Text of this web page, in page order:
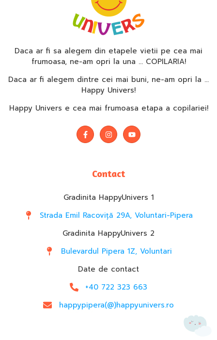
Daca ar fi sa alegem din etapele vietii pe cea mai
frumoasa, ne-am opri la una … COPILARIA!
Daca ar fi alegem dintre cei mai buni, ne-am opri la …
Happy Univers!
Happy Univers e cea mai frumoasa etapa a copilariei!
Contact
Gradinita HappyUnivers 1
Strada Emil Racoviță 29A, Voluntari-Pipera
Gradinita HappyUnivers 2
Bulevardul Pipera 1Z, Voluntari
Date de contact
+40 722 323 663
happypipera(@)happyunivers.ro